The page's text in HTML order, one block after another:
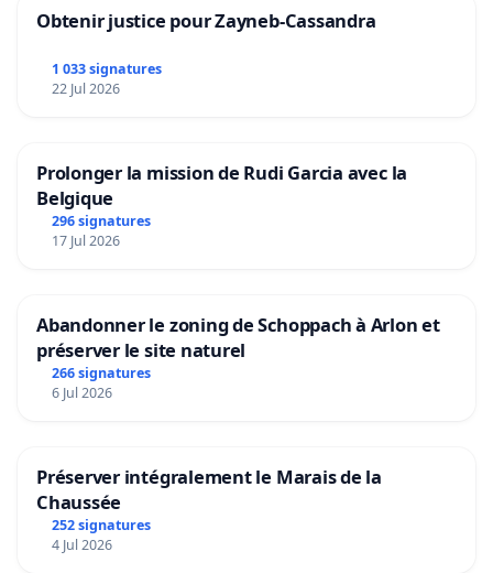
Obtenir justice pour Zayneb-Cassandra
1 033 signatures
22 Jul 2026
Prolonger la mission de Rudi Garcia avec la
Belgique
296 signatures
17 Jul 2026
Abandonner le zoning de Schoppach à Arlon et
préserver le site naturel
266 signatures
6 Jul 2026
Préserver intégralement le Marais de la
Chaussée
252 signatures
4 Jul 2026